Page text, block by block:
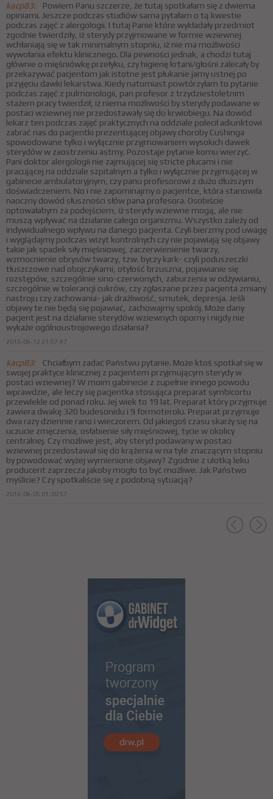
kacp83:
Powiem Panu szczerze, że tutaj spotkałam się z dwiema
opiniami. Jeszcze podczas studiów sama pytałam o tą kwestie
podczas zajęć z alergologii. I tutaj Panie które wykładały przedmiot
zgodnie twierdziły, iż sterydy przyjmowane w formie wziewnej
wchłaniają się w tak minimalnym stopniu, iż nie ma możliwości
wywołania efektu klinicznego. Dla pewności jednak, a chodzi tutaj
głównie o mięśniówkę przełyku, czy higienę krtani/głośni zalecały by
przekazywać pacjentom jak istotne jest płukanie jamy ustnej po
przyjęciu dawki lekarstwa. Kiedy natomiast powtórzyłam to pytanie
podczas zajęć z pulmonologii, pan profesor z trzydziestoletnim
stażem pracy twierdził, iż niema możliwości by sterydy podawane w
postaci wziewnej nie przedostawały się do krwiobiegu. Na dowód
lekarz ten podczas zajęć praktycznych na oddziale polecił adiunktowi
zabrać nas do pacjentki prezentującej objawy choroby Cushinga
spowodowane tylko i wyłącznie przyjmowaniem wysokich dawek
sterydów w zaostrzeniu astmy. Pozostaje pytanie komu wierzyć.
Pani doktor alergologii nie zajmującej się stricte płucami i nie
pracującej na oddziale szpitalnym a tylko i wyłącznie przyjmującej w
gabinecie ambulatoryjnym, czy panu profesorowi z dużo dłuższym
doświadczeniem. No i nie zapominajmy o pacjentce, która stanowiła
naoczny dowód słuszności słów pana profesora. Osobiście
optowałabym za podejściem, iż sterydy wziewne mogą, ale nie
muszą wpływać na działanie całego organizmu. Wszystko zależy od
indywidualnego wpływu na danego pacjenta. Czyli bierzmy pod uwagę
i wyglądajmy podczas wizyt kontrolnych czy nie pojawiają się objawy
takie jak spadek siły mięśniowej, zaczerwienienie twarzy,
wzmocnienie obrysów twarzy, tzw. byczy kark- czyli poduszeczki
tłuszczowe nad obojczykami, otyłość brzuszna, pojawianie się
rozstępów, szczególnie sino-czerwonych, zaburzenia w odżywianiu,
szczególnie w tolerancji cukrów, czy zgłaszane przez pacjenta zmiany
nastroju czy zachowania- jak drażliwość, smutek, depresja. Jeśli
objawy te nie będą się pojawiać, zachowajmy spokój. Może dany
pacjent jest na działanie sterydów wziewnych oporny i nigdy nie
wykaże ogólnoustrojowego działania?
2016-06-12 21:57:47
kacp83:
Chciałbym zadać Państwu pytanie. Może ktoś spotkał się w
swojej praktyce klinicznej z pacjentem przyjmującym sterydy w
postaci wziewnej? W moim gabinecie z zupełnie innego powodu
wprawdzie, ale leczy się pacjentka stosująca preparat symbicortu
przewlekle od ponad roku. Jej wiek to 19 lat. Preparat który przyjmuje
zawiera dwakę 320 budesonidu i 9 formoterolu. Preparat przyjmuje
dwa razy dziennie rano i wieczorem. Od jakiegoś czasu skarży się na
uczucie zmęczenia, osłabienie siły mięśniowej, tycie w okolicy
centralnej. Czy możliwe jest, aby steryd podawany w postaci
wziewnej przedostawał się do krążenia w na tyle znaczącym stopniu
by powodować wyżej wymienione objawy? Zgodnie z ulotką leku
producent zaprzecza jakoby mogło to być możliwe. Jak Państwo
myślicie? Czy spotkaliście się z podobną sytuacją?
2016-06-05 01:30:57